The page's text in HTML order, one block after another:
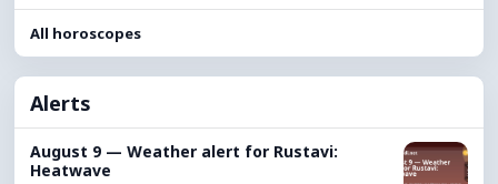
All horoscopes
Alerts
August 9 — Weather alert for Rustavi:
Heatwave